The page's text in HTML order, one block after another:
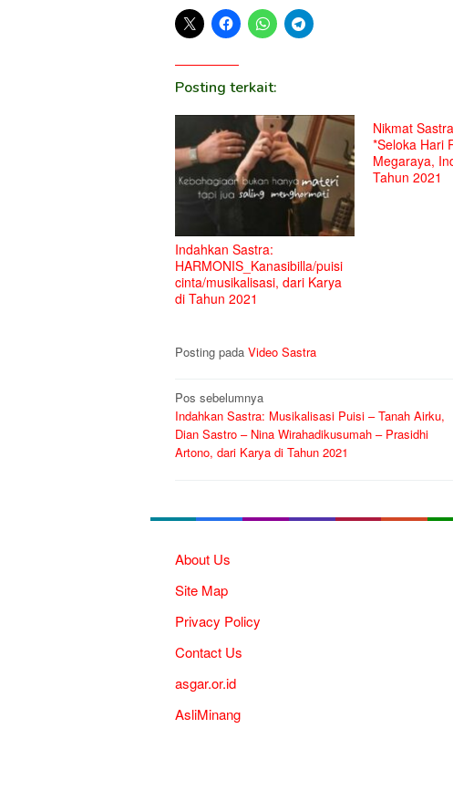
Posting terkait:
Indahkan Sastra:
HARMONIS_Kanasibilla/puisi
cinta/musikalisasi, dari Karya
di Tahun 2021
Nikmat
*Seloka Hari
Megaraya,
Tahun 2021
Posting pada Video Sastra
Navigasi
pos
Pos sebelumnya
Indahkan Sastra: Musikalisasi Puisi – Tanah Airku,
Dian Sastro – Nina Wirahadikusumah – Prasidhi
Artono, dari Karya di Tahun 2021
About Us
Site Map
Privacy Policy
Contact Us
asgar.or.id
AsliMinang